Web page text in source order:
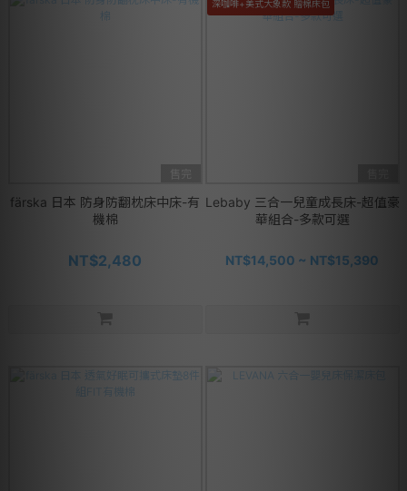
售完
färska 日本 防身防翻枕床中床-有
機棉
NT$2,480
深咖啡+美式大象款 贈棉床包
Lebaby 三合一兒童成長床-超值豪
華組合-多款可選
NT$14,500 ~ NT$15,390